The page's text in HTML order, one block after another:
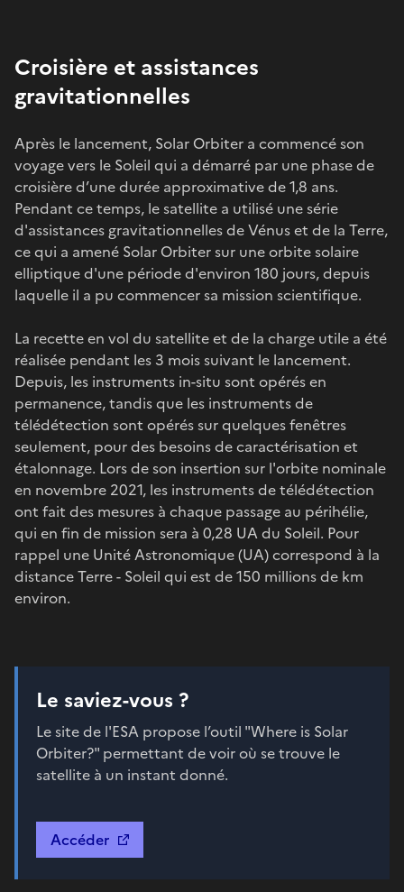
Croisière et assistances
gravitationnelles
Après le lancement, Solar Orbiter a commencé son
voyage vers le Soleil qui a démarré par une phase de
croisière d’une durée approximative de 1,8 ans.
Pendant ce temps, le satellite a utilisé une série
d'assistances gravitationnelles de Vénus et de la Terre,
ce qui a amené Solar Orbiter sur une orbite solaire
elliptique d'une période d'environ 180 jours, depuis
laquelle il a pu commencer sa mission scientifique.
La recette en vol du satellite et de la charge utile a été
réalisée pendant les 3 mois suivant le lancement.
Depuis, les instruments in-situ sont opérés en
permanence, tandis que les instruments de
télédétection sont opérés sur quelques fenêtres
seulement, pour des besoins de caractérisation et
étalonnage. Lors de son insertion sur l'orbite nominale
en novembre 2021, les instruments de télédétection
ont fait des mesures à chaque passage au périhélie,
qui en fin de mission sera à 0,28 UA du Soleil. Pour
rappel une Unité Astronomique (UA) correspond à la
distance Terre - Soleil qui est de 150 millions de km
environ.
Le saviez-vous ?
Le site de l'ESA propose l’outil "Where is Solar
Orbiter?" permettant de voir où se trouve le
satellite à un instant donné.
Accéder